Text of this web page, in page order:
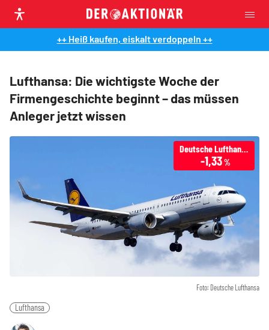
++ Heiß kaufen, eiskalt verdoppeln ++
Lufthansa: Die wichtigste Woche der
Firmengeschichte beginnt – das müssen
Anleger jetzt wissen
Foto: Deutsche Lufthansa
Deutsche Lufthansa
-1,33 %
Lufthansa